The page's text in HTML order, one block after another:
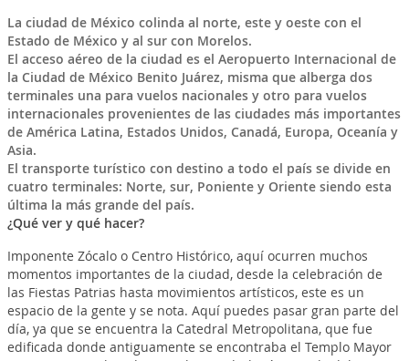
La ciudad de México colinda al norte, este y oeste con el
Estado de México y al sur con Morelos.
El acceso aéreo de la ciudad es el Aeropuerto Internacional de
la Ciudad de México Benito Juárez, misma que alberga dos
terminales una para vuelos nacionales y otro para vuelos
internacionales provenientes de las ciudades más importantes
de América Latina, Estados Unidos, Canadá, Europa, Oceanía y
Asia.
El transporte turístico con destino a todo el país se divide en
cuatro terminales: Norte, sur, Poniente y Oriente siendo esta
última la más grande del país.
¿Qué ver y qué hacer?
Imponente Zócalo o Centro Histórico, aquí ocurren muchos
momentos importantes de la ciudad, desde la celebración de
las Fiestas Patrias hasta movimientos artísticos, este es un
espacio de la gente y se nota. Aquí puedes pasar gran parte del
día, ya que se encuentra la Catedral Metropolitana, que fue
edificada donde antiguamente se encontraba el Templo Mayor